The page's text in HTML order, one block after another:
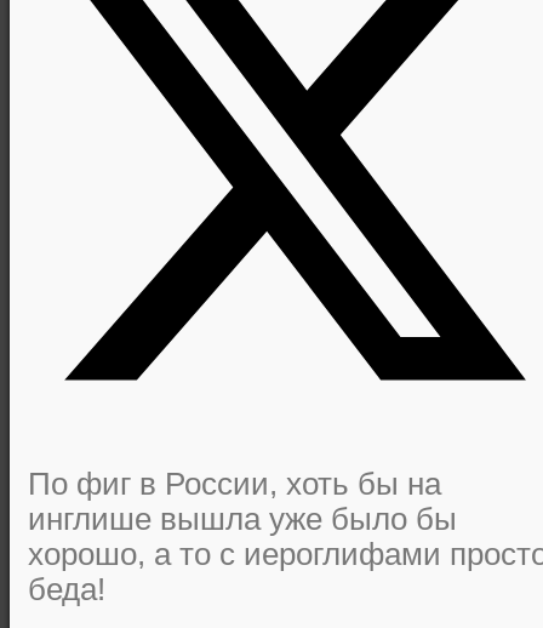
По фиг в России, хоть бы на
инглише вышла уже было бы
хорошо, а то с иероглифами
беда!